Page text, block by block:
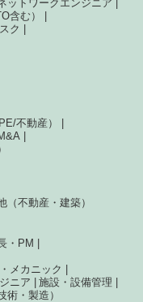
ットワークエンジニア
含む）
ク
不動産）
（不動産・建築）
・PM
メカニック
ニア
施設・設備管理
術・製造）